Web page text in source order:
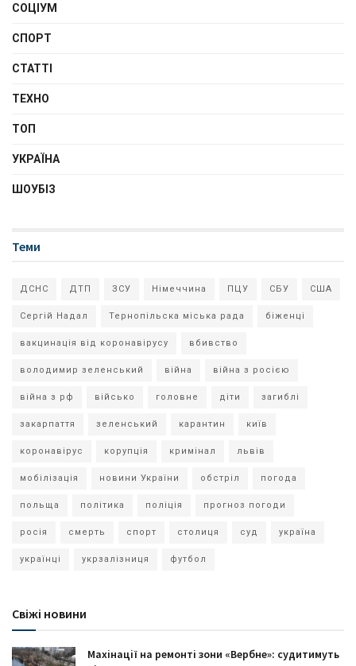
СОЦІУМ
СПОРТ
СТАТТІ
ТЕХНО
ТОП
УКРАЇНА
ШОУБІЗ
Теми
ДСНС ДТП ЗСУ Німеччина ПЦУ СБУ США
Сергій Надал Тернопільска міська рада біженці
вакцинація від коронавірусу вбивство
володимир зеленський війна війна з росією
війна з рф військо головне діти загиблі
закарпаття зеленський карантин київ
коронавірус корупція кримінал львів
мобілізація новини України обстріл погода
польща політика поліція прогноз погоди
росія смерть спорт столиця суд україна
українці укрзалізниця футбол
Свіжі новини
Махінації на ремонті зони «Вербне»: судитимуть